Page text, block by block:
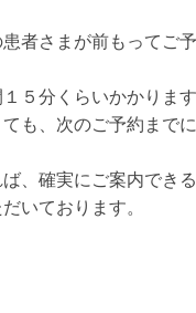
者さまが前もってご
５分くらいかかります
も、次のご予約まで
、確実にご案内でき
いております。